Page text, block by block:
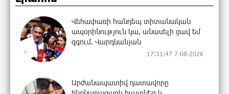
Վեհափառի հանդեպ տիտանական
ապօրինություն կա, անասելի ցավ եմ
զգում. Վարդևանյան
17:31:47 7-08-2026
Արժանապատիվ դատավորը